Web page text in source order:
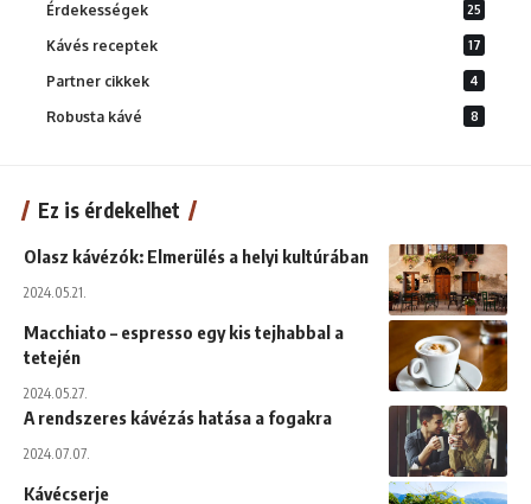
Érdekességek 25
Kávés receptek 17
Partner cikkek 4
Robusta kávé 8
Ez is érdekelhet
Olasz kávézók: Elmerülés a helyi kultúrában
2024.05.21.
Macchiato – espresso egy kis tejhabbal a
tetején
2024.05.27.
A rendszeres kávézás hatása a fogakra
2024.07.07.
Kávécserje